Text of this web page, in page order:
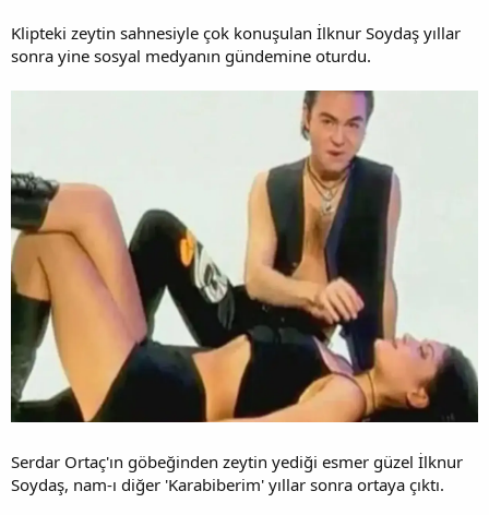
Klipteki zeytin sahnesiyle çok konuşulan İlknur Soydaş yıllar
sonra yine sosyal medyanın gündemine oturdu.
Serdar Ortaç'ın göbeğinden zeytin yediği esmer güzel İlknur
Soydaş, nam-ı diğer 'Karabiberim' yıllar sonra ortaya çıktı.